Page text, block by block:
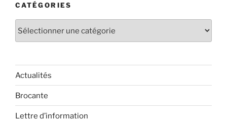
CATÉGORIES
Actualités
Brocante
Lettre d’information